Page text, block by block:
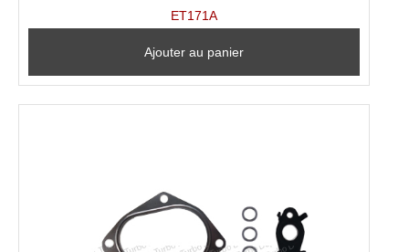
ET171A
Ajouter au panier